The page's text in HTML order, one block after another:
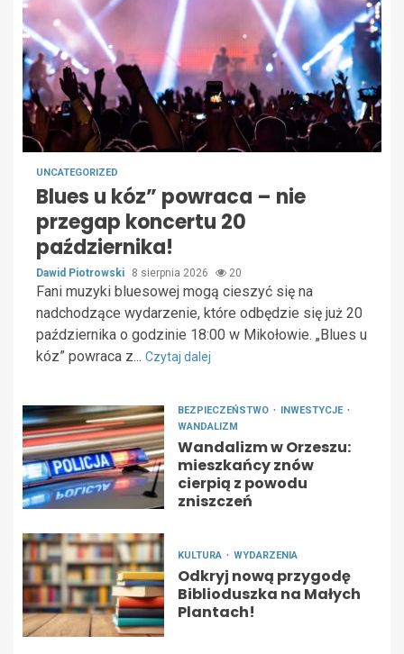
UNCATEGORIZED
Blues u kóz” powraca – nie
przegap koncertu 20
października!
Dawid Piotrowski 8 sierpnia 2026 20
Fani muzyki bluesowej mogą cieszyć się na
nadchodzące wydarzenie, które odbędzie się już 20
października o godzinie 18:00 w Mikołowie. „Blues u
kóz” powraca z... Czytaj dalej
BEZPIECZEŃSTWO
INWESTYCJE
WANDALIZM
Wandalizm w Orzeszu:
mieszkańcy znów
cierpią z powodu
zniszczeń
KULTURA WYDARZENIA
Odkryj nową przygodę
Biblioduszka na Małych
Plantach!